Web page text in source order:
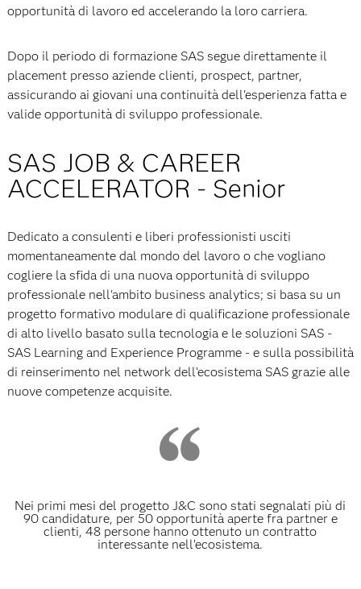
opportunità di lavoro ed accelerando la loro carriera.
Dopo il periodo di formazione SAS segue direttamente il
placement presso aziende clienti, prospect, partner,
assicurando ai giovani una continuità dell'esperienza fatta e
valide opportunità di sviluppo professionale.
SAS JOB & CAREER
ACCELERATOR - Senior
Dedicato a consulenti e liberi professionisti usciti
momentaneamente dal mondo del lavoro o che vogliano
cogliere la sfida di una nuova opportunità di sviluppo
professionale nell'ambito business analytics; si basa su un
progetto formativo modulare di qualificazione professionale
di alto livello basato sulla tecnologia e le soluzioni SAS -
SAS Learning and Experience Programme - e sulla possibilità
di reinserimento nel network dell’ecosistema SAS grazie alle
nuove competenze acquisite.
Nei primi mesi del progetto J&C sono stati segnalati più di
90 candidature, per 50 opportunità aperte fra partner e
clienti, 48 persone hanno ottenuto un contratto
interessante nell’ecosistema.